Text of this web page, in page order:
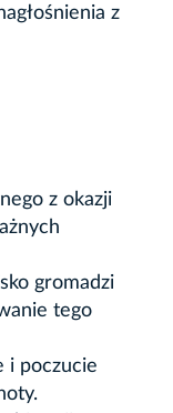
z
z okazji
gromadzi
tego
i poczucie